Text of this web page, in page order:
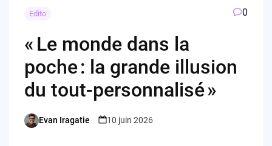
Edito 0
« Le monde dans la
poche : la grande illusion
du tout-personnalisé »
Posted
Evan Iragatie 10 juin 2026